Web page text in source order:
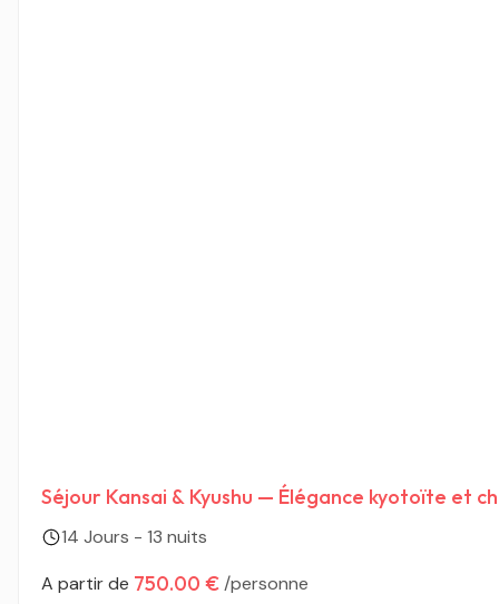
Séjour Kansai & Kyushu — Élégance kyotoïte et
14 Jours - 13 nuits
A partir de 750.00 €/personne